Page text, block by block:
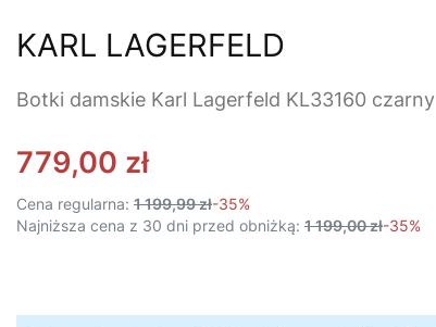
KARL LAGERFELD
Botki damskie Karl Lagerfeld KL33160 czarny
779,00 zł
Cena regularna: 1 199,99 zł-35%
Najniższa cena z 30 dni przed obniżką: 1 199,00 zł-35%